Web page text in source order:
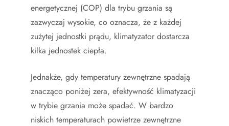
energetycznej (COP) dla trybu grzania są
zazwyczaj wysokie, co oznacza, że z każdej
zużytej jednostki prądu, klimatyzator dostarcza
kilka jednostek ciepła.
Jednakże, gdy temperatury zewnętrzne spadają
znacząco poniżej zera, efektywność klimatyzacji
w trybie grzania może spadać. W bardzo
niskich temperaturach powietrze zewnętrzne